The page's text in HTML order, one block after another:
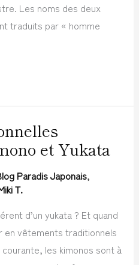
Les noms des deux
traduits par « homme
et Yukata
Paradis Japonais,
T.
d’un yukata ? Et quand
en vêtements traditionnels
les kimonos sont à